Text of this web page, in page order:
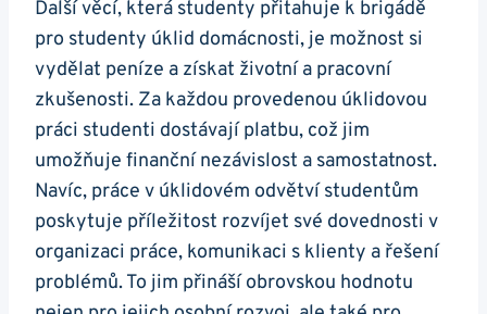
Další věcí, která studenty přitahuje k brigádě
pro studenty úklid domácnosti, je možnost si
vydělat peníze a získat životní a pracovní
zkušenosti. Za každou provedenou úklidovou
práci studenti dostávají platbu, což jim
umožňuje finanční nezávislost a samostatnost.
Navíc, práce v úklidovém odvětví studentům
poskytuje příležitost rozvíjet své dovednosti v
organizaci práce, komunikaci s klienty a řešení
problémů. To jim přináší obrovskou hodnotu